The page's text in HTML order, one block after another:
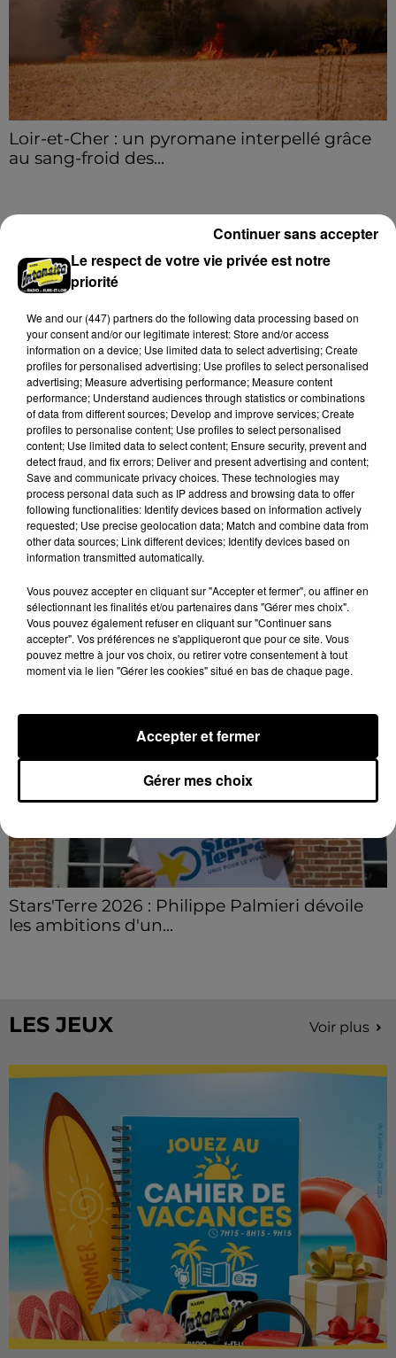
Loir-et-Cher : un pyromane interpellé grâce
au sang-froid des...
secteur de Fontaine-les-Côteaux, Montoire et Lunay.
A LA UNE Voir plus
Loir-et-Cher : un pyromane interpellé grâce
au sang-froid des...
Samedi 25 juillet, plus d'une dizaine de feux de
secteur de Fontaine-les-Côteaux, Montoire et Lunay.
Grâce...
LE GRAND FORMAT Voir plus
Stars'Terre 2026 : Philippe Palmieri dévoile
les ambitions d'un...
LES JEUX Voir plus
Le respect de votre vie privée est notre
priorité
We and our (447) partnersdo the following data processing based on
your consent and/or our legitimate interest: Store and/or access
information on a device; Use limited data to select advertising; Create
profiles for personalised advertising; Use profiles to select personalised
advertising; Measure advertising performance; Measure content
performance; Understand audiences through statistics or combinations
of data from different sources; Develop and improve services; Create
profiles to personalise content; Use profiles to select personalised
content; Use limited data to select content; Ensure security, prevent and
detect fraud, and fix errors; Deliver and present advertising and content;
Save and communicate privacy choices. These technologies may
process personal data such as IP address and browsing data to offer
following functionalities: Identify devices based on information actively
requested; Use precise geolocation data; Match and combine data from
other data sources; Link different devices; Identify devices based on
information transmitted automatically.
Vous pouvez accepter en cliquant sur "Accepter et fermer", ou affiner en
sélectionnant les finalités et/ou partenaires dans "Gérer mes choix".
Vous pouvez également refuser en cliquant sur "Continuer sans
accepter". Vos préférences ne s'appliqueront que pour ce site. Vous
pouvez mettre à jour vos choix, ou retirer votre consentement à tout
moment via le lien "Gérer les cookies" situé en bas de chaque page.
Gérer mes choix
Accepter et fermer
Continuer sans accepter